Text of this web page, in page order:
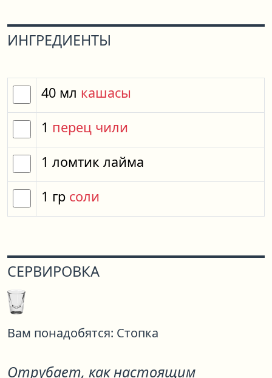
ИНГРЕДИЕНТЫ
40 мл кашасы
1 перец чили
1 ломтик лайма
1 гр соли
СЕРВИРОВКА
Вам понадобятся: Стопка
Отрубает, как настоящим